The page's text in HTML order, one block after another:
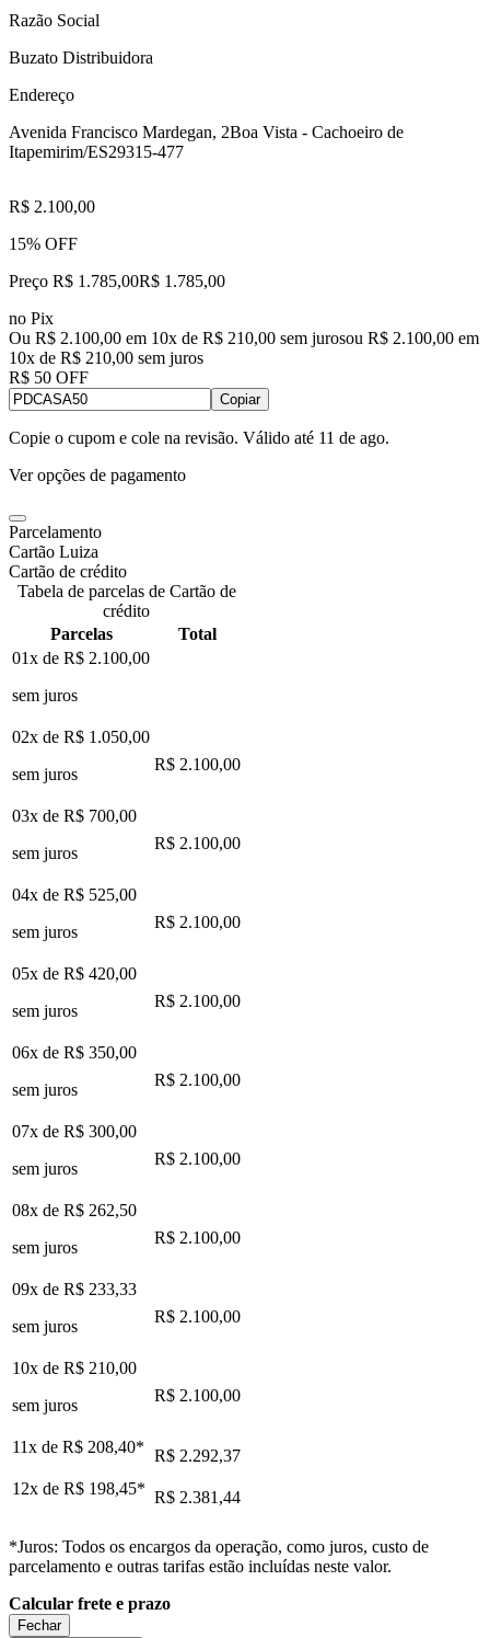
Razão Social
Buzato Distribuidora
Endereço
Avenida Francisco Mardegan, 2Boa Vista - Cachoeiro de
Itapemirim/ES29315-477
R$ 2.100,00
15% OFF
Preço R$ 1.785,00R$ 1.785,00
no Pix
Ou R$ 2.100,00 em 10x de R$ 210,00 sem jurosou R$ 2.100,00 em
10x de R$ 210,00 sem juros
R$ 50 OFF
Copiar
Copie o cupom e cole na revisão. Válido até 11 de ago.
Ver opções de pagamento
Parcelamento
Cartão Luiza
Cartão de crédito
Tabela de parcelas de Cartão de
crédito
Parcelas
Total
01x de R$ 2.100,00
sem juros
02x de R$ 1.050,00
sem juros
R$ 2.100,00
03x de R$ 700,00
sem juros
R$ 2.100,00
04x de R$ 525,00
sem juros
R$ 2.100,00
05x de R$ 420,00
sem juros
R$ 2.100,00
06x de R$ 350,00
sem juros
R$ 2.100,00
07x de R$ 300,00
sem juros
R$ 2.100,00
08x de R$ 262,50
sem juros
R$ 2.100,00
09x de R$ 233,33
sem juros
R$ 2.100,00
10x de R$ 210,00
sem juros
R$ 2.100,00
11x de R$ 208,40* R$ 2.292,37
12x de R$ 198,45* R$ 2.381,44
*Juros: Todos os encargos da operação, como juros, custo de
parcelamento e outras tarifas estão incluídas neste valor.
Calcular frete e prazo
Fechar